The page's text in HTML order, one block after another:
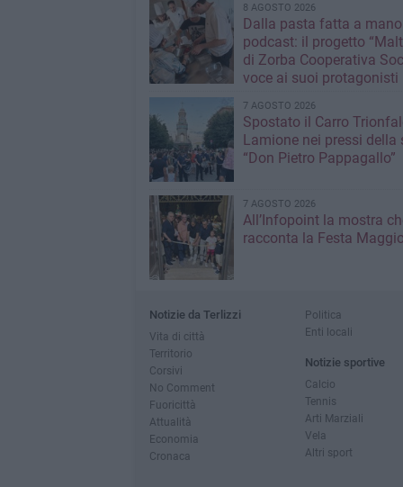
8 AGOSTO 2026
Dalla pasta fatta a
podcast: il progetto
di Zorba Cooperativa
voce ai suoi protagonisti
7 AGOSTO 2026
Spostato il Carro
Lamione nei pressi della
“Don Pietro Pappagallo”
7 AGOSTO 2026
All’Infopoint la mostra
racconta la Festa
Notizie da Terlizzi
Vita di città
Territorio
Corsivi
No Comment
Fuoricittà
Attualità
Economia
Cronaca
Politica
Enti locali
Notizie sportive
Calcio
Tennis
Arti Marziali
Vela
Altri sport